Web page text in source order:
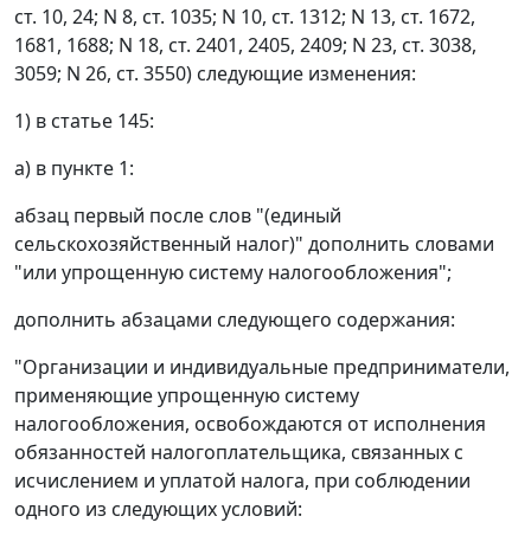
ст. 10, 24; N 8, ст. 1035; N 10, ст. 1312; N 13, ст. 1672,
1681, 1688; N 18, ст. 2401, 2405, 2409; N 23, ст. 3038,
3059; N 26, ст. 3550) следующие изменения:
1) в статье 145:
а) в пункте 1:
абзац первый после слов "(единый
сельскохозяйственный налог)" дополнить словами
"или упрощенную систему налогообложения";
дополнить абзацами следующего содержания:
"Организации и индивидуальные предприниматели,
применяющие упрощенную систему
налогообложения, освобождаются от исполнения
обязанностей налогоплательщика, связанных с
исчислением и уплатой налога, при соблюдении
одного из следующих условий: